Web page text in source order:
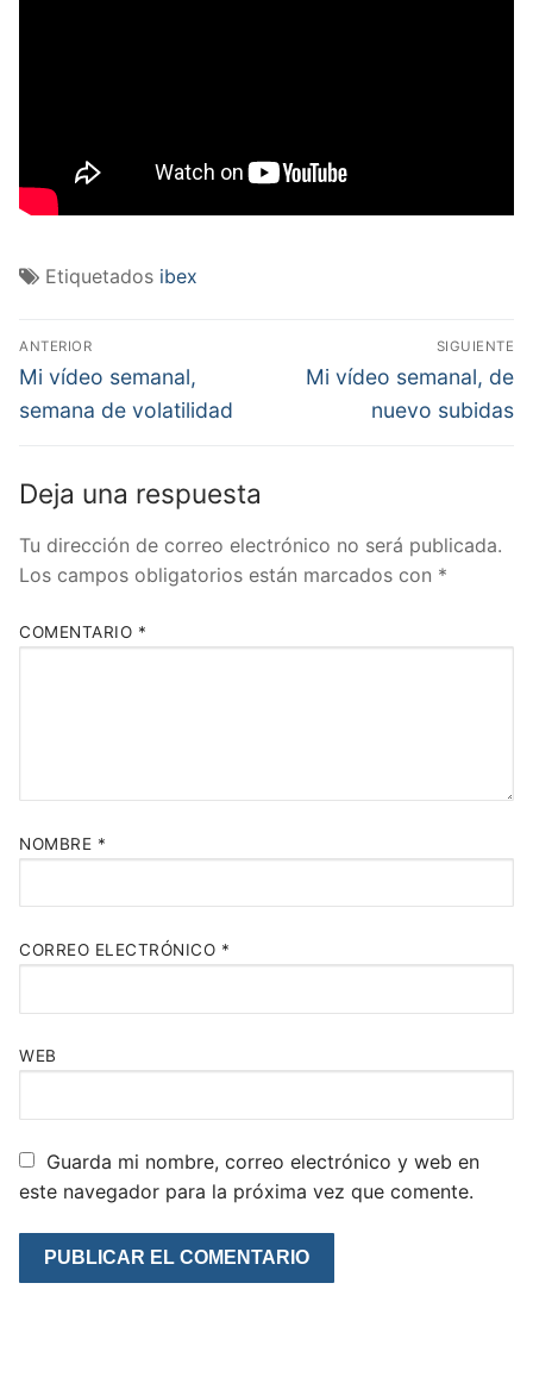
Etiquetados ibex
Navegación
de
entradas
ANTERIOR
Entrada
anterior:
Mi vídeo semanal,
semana de volatilidad
SIGUIENTE
Entrada
siguiente:
Mi vídeo semanal, de
nuevo subidas
Deja una respuesta
Tu dirección de correo electrónico no será publicada.
Los campos obligatorios están marcados con *
COMENTARIO *
NOMBRE *
CORREO ELECTRÓNICO *
WEB
Guarda mi nombre, correo electrónico y web en
este navegador para la próxima vez que comente.